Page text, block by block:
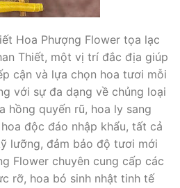
Hoa Phượng Flower tọa lạc
Thiết, một vị trí đắc địa giúp
cận và lựa chọn hoa tươi mỗi
với sự đa dạng về chủng loại
hồng quyến rũ, hoa ly sang
độc đáo nhập khẩu, tất cả
lưỡng, đảm bảo độ tươi mới
Flower chuyên cung cấp các
rỡ, hoa bó sinh nhật tinh tế